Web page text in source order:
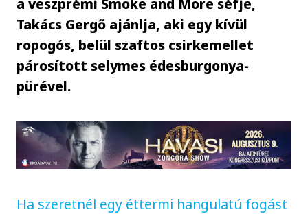
a veszprémi Smoke and More séfje,
Takács Gergő ajánlja, aki egy kívül
ropogós, belül szaftos csirkemellet
párosított selymes édesburgonya-
pürével.
Ha szeretnél egy éttermi hangulatú fogást